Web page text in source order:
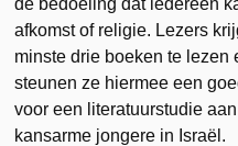
afkomst of religie. Lezers
minste drie boeken te lezen
steunen ze hiermee een
voor een literatuurstudie
kansarme jongere in Israël.